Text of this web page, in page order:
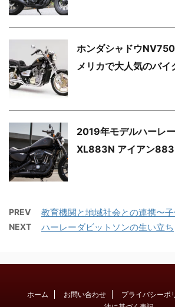
ホンダシャドウ
メリカで大人気のバイ
2019年モデルハーレ
XL883N アイアン883
PREV 教育機関と地域社会との連携〜
NEXT ハーレーダビットソンの生い立ち
ホーム お問い合わせ プライバシーポ